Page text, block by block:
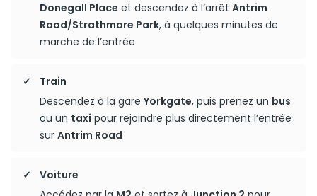
Donegall Place et descendez à l’arrêt Antrim
Road/Strathmore Park, à quelques minutes de
marche de l’entrée
Train
Descendez à la gare Yorkgate, puis prenez un bus
ou un taxi pour rejoindre plus directement l’entrée
sur Antrim Road
Voiture